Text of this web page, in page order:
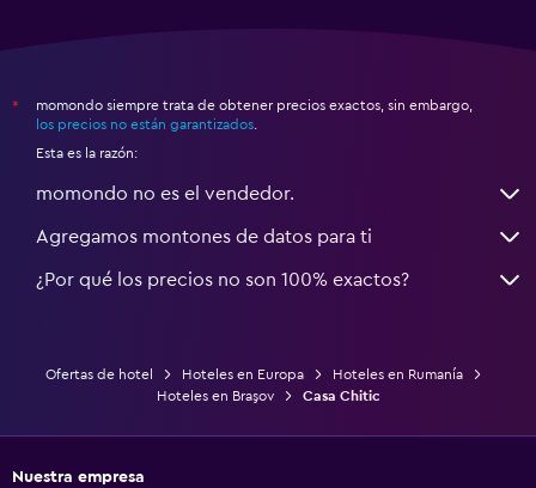
*
momondo siempre trata de obtener precios exactos, sin embargo,
los precios no están garantizados
Esta es la razón:
momondo no es el vendedor.
Agregamos montones de datos para ti
¿Por qué los precios no son 100% exactos?
Ofertas de hotel Hoteles en Europa
Hoteles en Rumanía
Hoteles en Braşov
Casa Chitic
Nuestra empresa